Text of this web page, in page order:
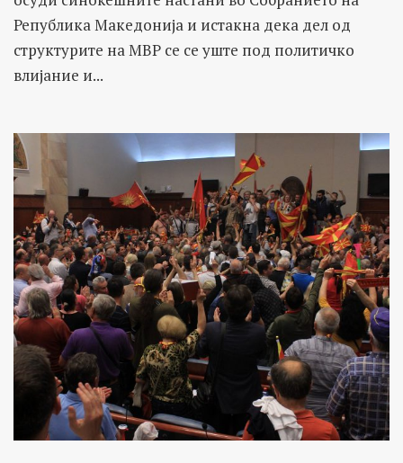
Република Македонија и истакна дека дел од
структурите на МВР се се уште под политичко
влијание и...